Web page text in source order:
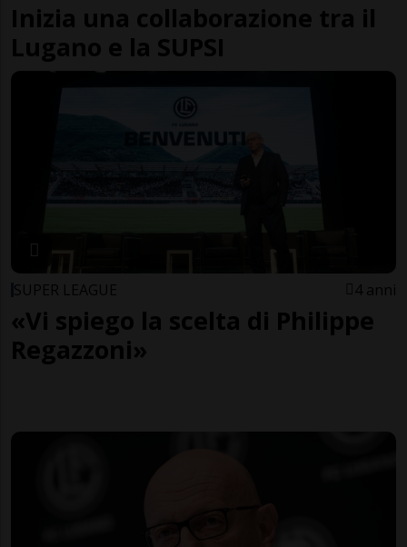
Inizia una collaborazione tra il
Lugano e la SUPSI
SUPER LEAGUE 4 anni
«Vi spiego la scelta di Philippe
Regazzoni»